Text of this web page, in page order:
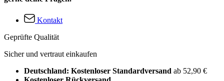
Kontakt
Geprüfte Qualität
Sicher und vertraut einkaufen
Deutschland: Kostenloser Standardversand ab 52,90 €